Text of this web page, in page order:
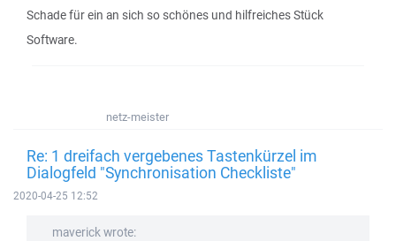
Schade für ein an sich so schönes und hilfreiches Stück
Software.
netz-meister
Re: 1 dreifach vergebenes Tastenkürzel im
Dialogfeld "Synchronisation Checkliste"
2020-04-25 12:52
maverick wrote: